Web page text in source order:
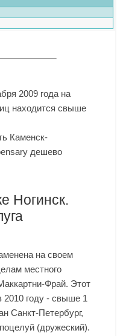
2009 года на
находится свыше
Каменск-
дешево
Ногинск.
на своем
местного
Фрай. Этот
2010 году - свыше 1
Санкт-Петербург,
(дружеский).